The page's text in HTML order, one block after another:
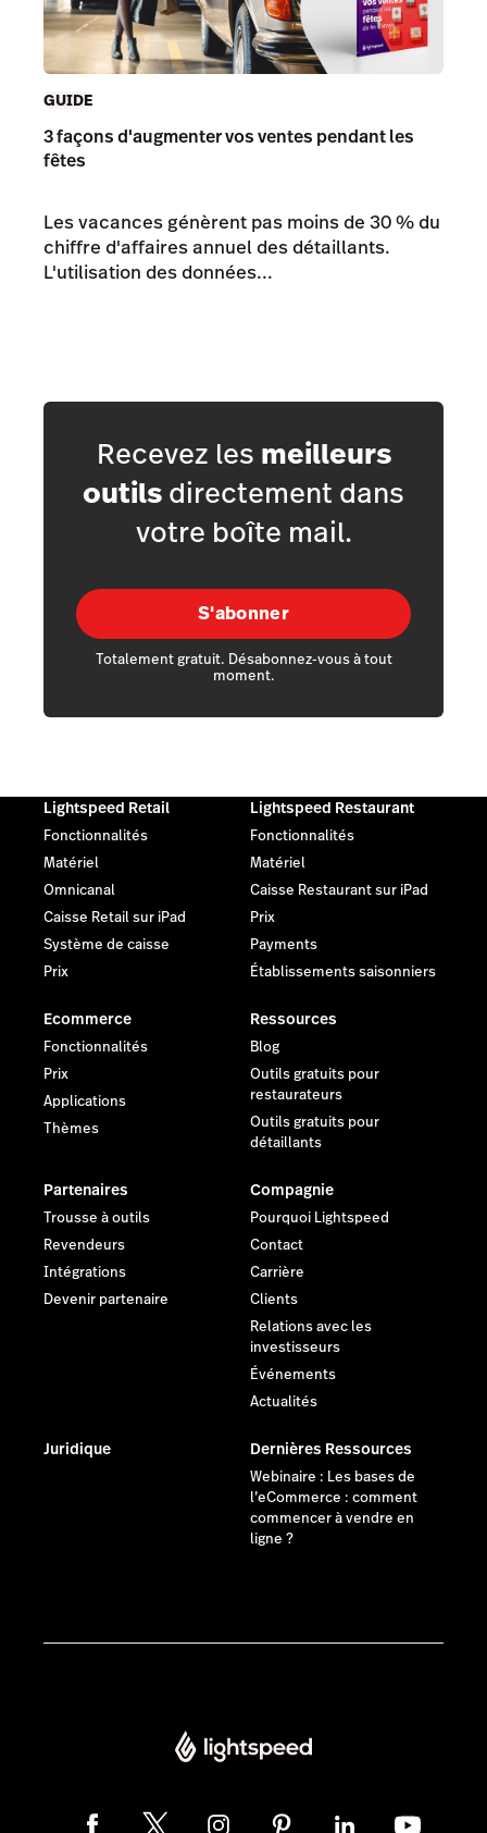
GUIDE
3 façons d'augmenter vos ventes pendant les
fêtes
Les vacances génèrent pas moins de 30 % du
chiffre d'affaires annuel des détaillants.
L'utilisation des données...
Recevez les meilleurs
outilsdirectement dans
votre boîte mail.
S'abonner
Totalement gratuit. Désabonnez-vous à tout
moment.
Lightspeed Retail
Fonctionnalités
Matériel
Omnicanal
Caisse Retail sur iPad
Système de caisse
Prix
Lightspeed Restaurant
Fonctionnalités
Matériel
Caisse Restaurant sur iPad
Prix
Payments
Établissements saisonniers
Ecommerce
Fonctionnalités
Prix
Applications
Thèmes
Ressources
Blog
Outils gratuits pour
restaurateurs
Outils gratuits pour
détaillants
Partenaires
Trousse à outils
Revendeurs
Intégrations
Devenir partenaire
Compagnie
Pourquoi Lightspeed
Contact
Carrière
Clients
Relations avec les
investisseurs
Événements
Actualités
Juridique Dernières Ressources
Webinaire : Les bases de
l’eCommerce : comment
commencer à vendre en
ligne ?